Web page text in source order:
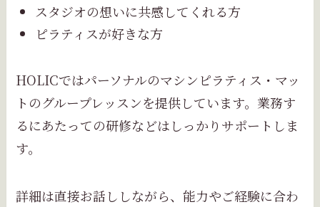
スタジオの想いに共感してくれる方
ピラティスが好きな方
HOLICではパーソナルのマシンピラティス・マッ
トのグループレッスンを提供しています。業務す
るにあたっての研修などはしっかりサポートしま
す。
詳細は直接お話ししながら、能力やご経験に合わ